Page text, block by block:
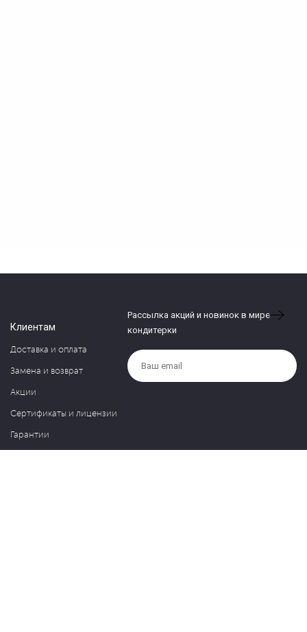
Клиентам
Доставка и оплата
Замена и возврат
Акции
Сертификаты и лицензии
Гарантии
Рассылка акций и новинок в мире
кондитерки